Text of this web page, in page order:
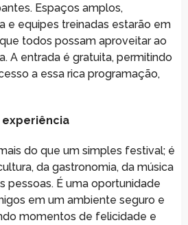
Espaços amplos,
e equipes treinadas estarão em
todos possam aproveitar ao
A entrada é gratuita, permitindo
a essa rica programação,
experiência
do que um simples festival; é
da gastronomia, da música
pessoas. É uma oportunidade
em um ambiente seguro e
momentos de felicidade e